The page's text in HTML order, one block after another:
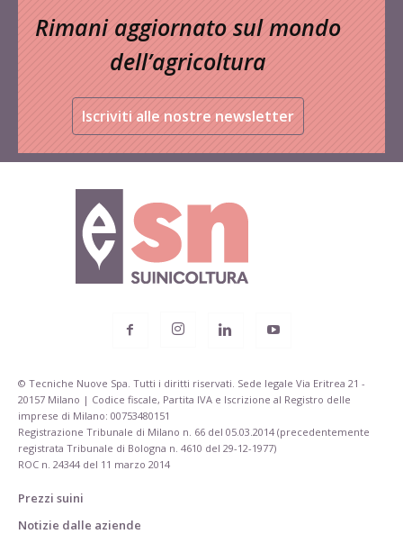
Rimani aggiornato sul mondo
dell’agricoltura
Iscriviti alle nostre newsletter
© Tecniche Nuove Spa. Tutti i diritti riservati. Sede legale Via Eritrea 21 -
20157 Milano | Codice fiscale, Partita IVA e Iscrizione al Registro delle
imprese di Milano: 00753480151
Registrazione Tribunale di Milano n. 66 del 05.03.2014 (precedentemente
registrata Tribunale di Bologna n. 4610 del 29-12-1977)
ROC n. 24344 del 11 marzo 2014
Prezzi suini
Notizie dalle aziende